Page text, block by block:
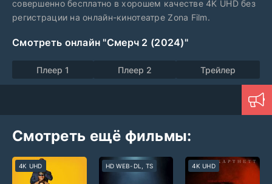
совершенно бесплатно в хорошем качестве 4K UHD без
регистрации на онлайн-кинотеатре Zona Film.
Смотреть онлайн "Смерч 2 (2024)"
Плеер 1 Плеер 2 Трейлер
Смотреть ещё фильмы:
4K UHD HD WEB-DL, TS 4K UHD